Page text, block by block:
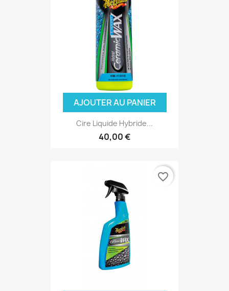
AJOUTER AU PANIER
Cire Liquide Hybride...
40,00 €
favorite_border